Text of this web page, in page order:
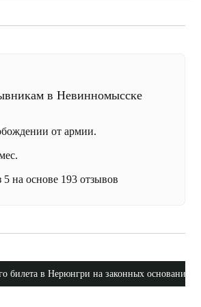
в Невинномысске
от армии.
5 на основе 193 отзывов
билета в Нерюнгри на законных основаниях